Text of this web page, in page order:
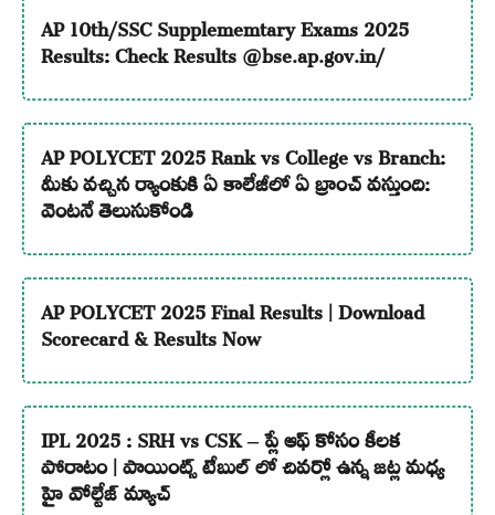
AP 10th/SSC Supplememtary Exams 2025
Results: Check Results @bse.ap.gov.in/
AP POLYCET 2025 Rank vs College vs Branch:
మీకు వచ్చిన ర్యాంకుకి ఏ కాలేజీలో ఏ బ్రాంచ్ వస్తుంది:
వెంటనే తెలుసుకోండి
AP POLYCET 2025 Final Results | Download
Scorecard & Results Now
IPL 2025 : SRH vs CSK – ప్లే ఆఫ్ కోసం కీలక
పోరాటం | పాయింట్స్ టేబుల్ లో చివర్లో ఉన్న జట్ల మధ్య
హై వోల్టేజ్ మ్యాచ్